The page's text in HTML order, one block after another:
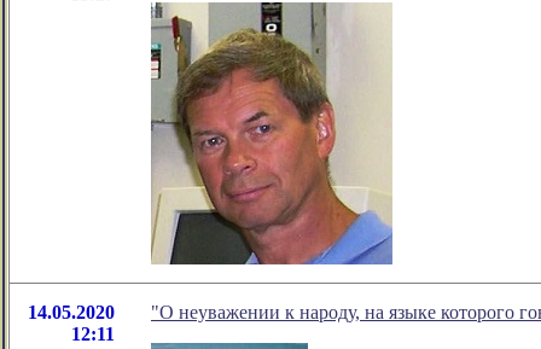
14.05.2020
12:11
"О неуважении к народу, на языке которого